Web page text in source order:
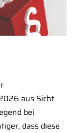
aus Sicht
bei
dass diese